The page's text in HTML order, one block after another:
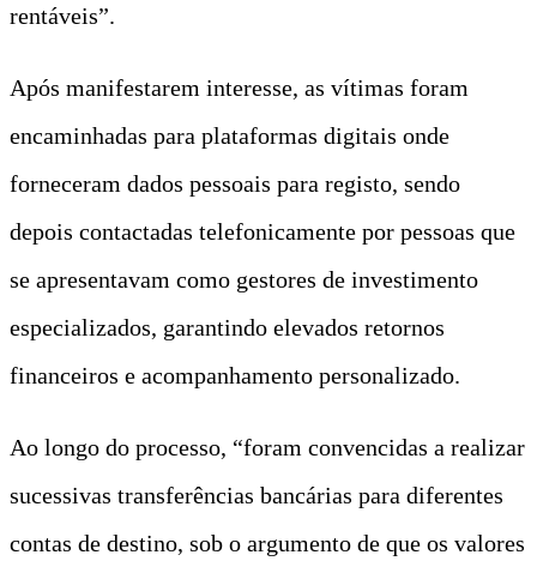
rentáveis”.
Após manifestarem interesse, as vítimas foram
encaminhadas para plataformas digitais onde
forneceram dados pessoais para registo, sendo
depois contactadas telefonicamente por pessoas que
se apresentavam como gestores de investimento
especializados, garantindo elevados retornos
financeiros e acompanhamento personalizado.
Ao longo do processo, “foram convencidas a realizar
sucessivas transferências bancárias para diferentes
contas de destino, sob o argumento de que os valores